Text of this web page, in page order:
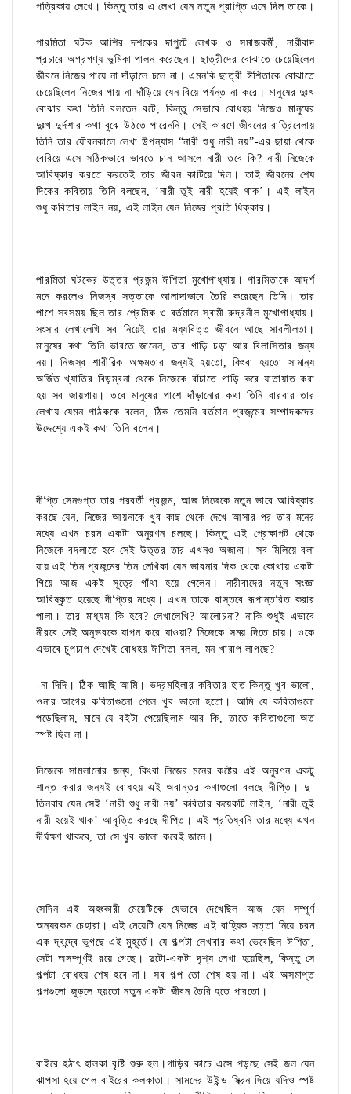
পত্রিকায় লেখে। কিন্তু তার এ লেখা যেন নতুন প্রাপ্তি এনে দিল তাকে।
পারমিতা ঘটক আশির দশকের দাপুটে লেখক ও সমাজকর্মী, নারীবাদ
প্রচারে অগ্রগণ্য ভূমিকা পালন করেছেন। ছাত্রীদের বোঝাতে চেয়েছিলেন
জীবনে নিজের পায়ে না দাঁড়ালে চলে না। এমনকি ছাত্রী ঈশিতাকে বোঝাতে
চেয়েছিলেন নিজের পায় না দাঁড়িয়ে যেন বিয়ে পর্যন্ত না করে। মানুষের দুঃখ
বোঝার কথা তিনি বলতেন বটে, কিন্তু সেভাবে বোধহয় নিজেও মানুষের
দুঃখ-দুর্দশার কথা বুঝে উঠতে পারেননি। সেই কারণে জীবনের রাত্রিবেলায়
তিনি তার যৌবনকালে লেখা উপন্যাস “নারী শুধু নারী নয়”-এর ছায়া থেকে
বেরিয়ে এসে সঠিকভাবে ভাবতে চান আসলে নারী তবে কি? নারী নিজেকে
আবিষ্কার করতে করতেই তার জীবন কাটিয়ে দিল। তাই জীবনের শেষ
দিকের কবিতায় তিনি বলছেন, ‘নারী তুই নারী হয়েই থাক’। এই লাইন
শুধু কবিতার লাইন নয়, এই লাইন যেন নিজের প্রতি ধিক্কার।
পারমিতা ঘটকের উত্তর প্রজন্ম ঈশিতা মুখোপাধ্যায়। পারমিতাকে আদর্শ
মনে করলেও নিজস্ব সত্তাকে আলাদাভাবে তৈরি করেছেন তিনি। তার
পাশে সবসময় ছিল তার প্রেমিক ও বর্তমানে স্বামী রুদ্রনীল মুখোপাধ্যায়।
সংসার লেখালেখি সব নিয়েই তার মধ্যবিত্ত জীবনে আছে সাবলীলতা।
মানুষের কথা তিনি ভাবতে জানেন, তার গাড়ি চড়া আর বিলাসিতার জন্য
নয়। নিজস্ব শারীরিক অক্ষমতার জন্যই হয়তো, কিংবা হয়তো সামান্য
অর্জিত খ্যাতির বিড়ম্বনা থেকে নিজেকে বাঁচাতে গাড়ি করে যাতায়াত করা
হয় সব জায়গায়। তবে মানুষের পাশে দাঁড়ানোর কথা তিনি বারবার তার
লেখায় যেমন পাঠককে বলেন, ঠিক তেমনি বর্তমান প্রজন্মের সম্পাদকদের
উদ্দেশ্যে একই কথা তিনি বলেন।
দীপ্তি সেনগুপ্ত তার পরবর্তী প্রজন্ম, আজ নিজেকে নতুন ভাবে আবিষ্কার
করছে যেন, নিজের আয়নাকে খুব কাছ থেকে দেখে আসার পর তার মনের
মধ্যে এখন চরম একটা অনুরণন চলছে। কিন্তু এই প্রেক্ষাপট থেকে
নিজেকে বদলাতে হবে সেই উত্তর তার এখনও অজানা। সব মিলিয়ে বলা
যায় এই তিন প্রজন্মের তিন লেখিকা যেন ভাবনার দিক থেকে কোথায় একটা
গিয়ে আজ একই সূত্রে গাঁথা হয়ে গেলেন। নারীবাদের নতুন সংজ্ঞা
আবিষ্কৃত হয়েছে দীপ্তির মধ্যে। এখন তাকে বাস্তবে রূপান্তরিত করার
পালা। তার মাধ্যম কি হবে? লেখালেখি? আলোচনা? নাকি শুধুই এভাবে
নীরবে সেই অনুভবকে যাপন করে যাওয়া? নিজেকে সময় দিতে চায়। ওকে
এভাবে চুপচাপ দেখেই বোধহয় ঈশিতা বলল, মন খারাপ লাগছে?
-না দিদি। ঠিক আছি আমি। ভদ্রমহিলার কবিতার হাত কিন্তু খুব ভালো,
ওনার আগের কবিতাগুলো পেলে খুব ভালো হতো। আমি যে কবিতাগুলো
পড়েছিলাম, মানে যে বইটা পেয়েছিলাম আর কি, তাতে কবিতাগুলো অত
স্পষ্ট ছিল না।
নিজেকে সামলানোর জন্য, কিংবা নিজের মনের কষ্টের এই অনুরণন একটু
শান্ত করার জন্যই বোধহয় এই অবান্তর কথাগুলো বলছে দীপ্তি। দু-
তিনবার যেন সেই ‘নারী শুধু নারী নয়’ কবিতার কয়েকটি লাইন, ‘নারী তুই
নারী হয়েই থাক’ আবৃত্তি করছে দীপ্তি। এই প্রতিধ্বনি তার মধ্যে এখন
দীর্ঘক্ষণ থাকবে, তা সে খুব ভালো করেই জানে।
সেদিন এই অহংকারী মেয়েটিকে যেভাবে দেখেছিল আজ যেন সম্পূর্ণ
অন্যরকম চেহারা। এই মেয়েটি যেন নিজের এই বাহ্যিক সত্তা নিয়ে চরম
এক দ্বন্দ্বে ভুগছে এই মুহূর্তে। যে গল্পটা লেখবার কথা ভেবেছিল ঈশিতা,
সেটা অসম্পূর্ণই রয়ে গেছে। দুটো-একটা দৃশ্য লেখা হয়েছিল, কিন্তু সে
গল্পটা বোধহয় শেষ হবে না। সব গল্প তো শেষ হয় না। এই অসমাপ্ত
গল্পগুলো জুড়লে হয়তো নতুন একটা জীবন তৈরি হতে পারতো।
বাইরে হঠাৎ হালকা বৃষ্টি শুরু হল।গাড়ির কাচে এসে পড়ছে সেই জল যেন
ঝাপসা হয়ে গেল বাইরের কলকাতা। সামনের উইন্ড স্ক্রিন দিয়ে যদিও স্পষ্ট